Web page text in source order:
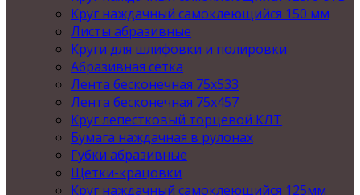
Круг наждачный самоклеющийся 150 мм
Листы абразивные
Круги для шлифовки и полировки
Абразивная сетка
Лента бесконечная 75х533
Лента бесконечная 75х457
Круг лепестковый торцевой КЛТ
Бумага наждачная в рулонах
Губки абразивные
Щетки-крацовки
Круг наждачный самоклеющийся 125мм